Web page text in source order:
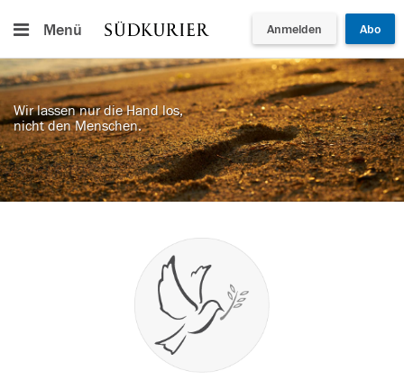
Menü Anmelden Abo
Wir lassen nur die Hand los,
nicht den Menschen.